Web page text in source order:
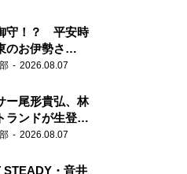
守！？ 平安時
のお伊勢さ
ランパンプス
2026.08.07
ー尾形貴弘、林
ランドが生登
リー昼ズ』
2026.08.07
STEADY・音井